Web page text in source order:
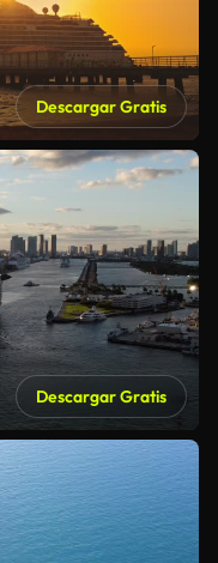
Descargar Gratis
Descargar Gratis